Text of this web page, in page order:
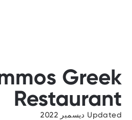
Greek
Restaurant
Updated ديسمبر 2022